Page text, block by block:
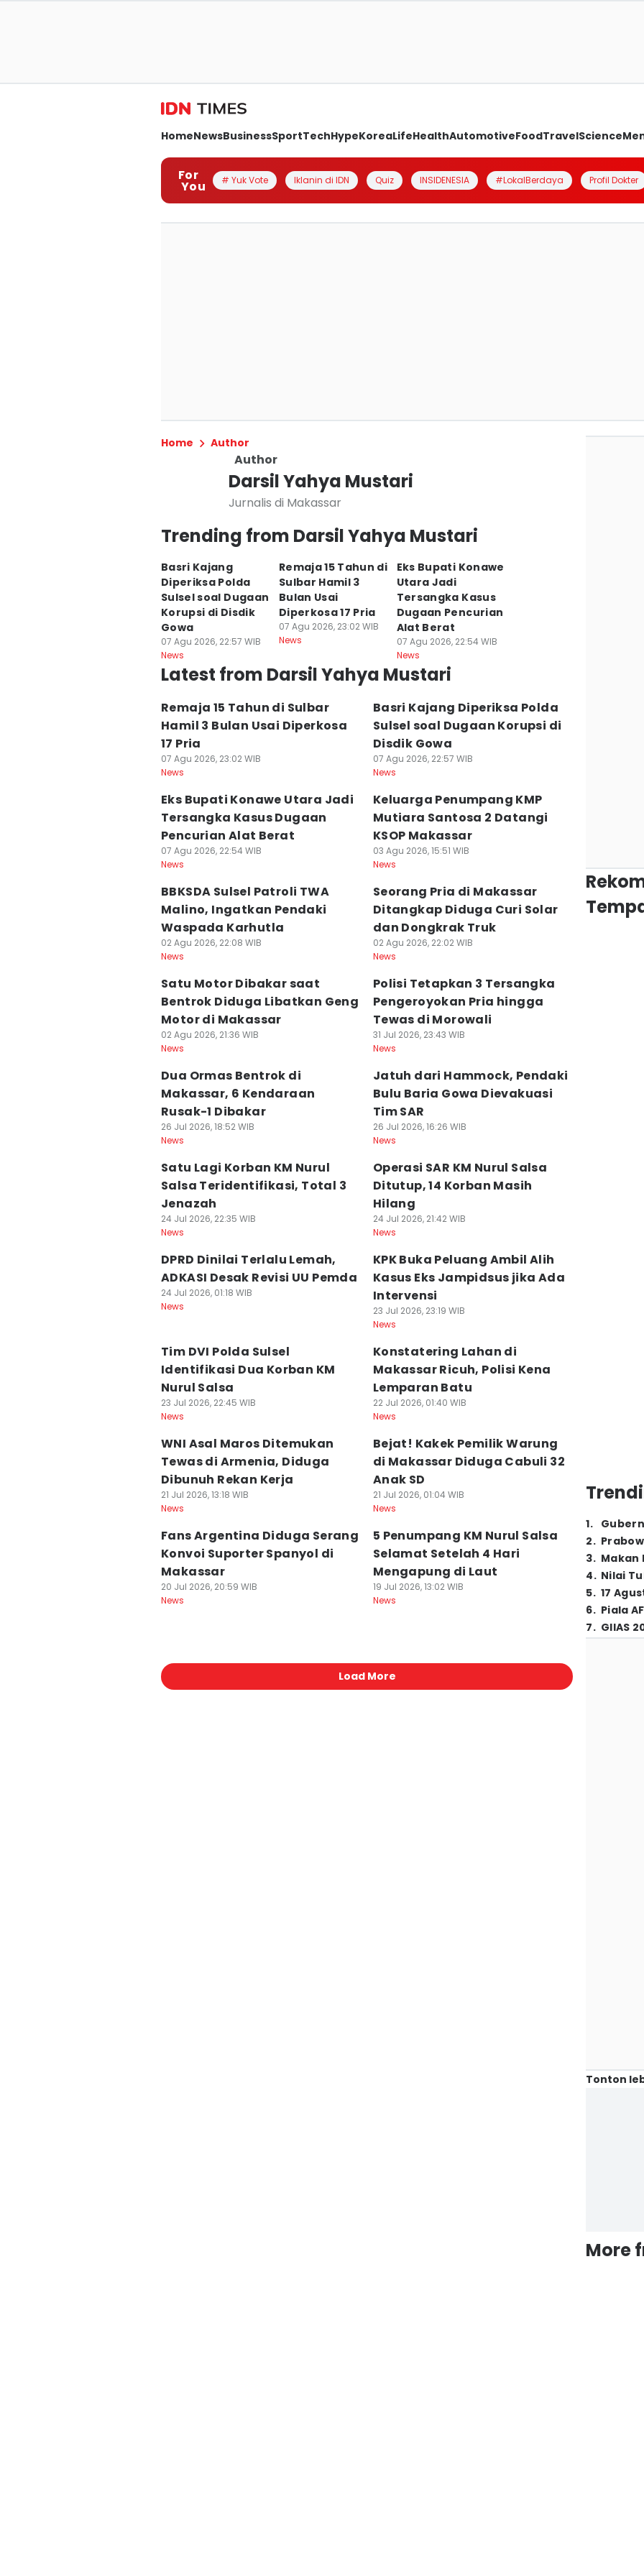
HomeNewsBusinessSportTechHypeKoreaLifeHealthAutomotiveFoodTravelScience
For
You # Yuk Vote Iklanin di IDN Quiz INSIDENESIA #LokalBerdaya Profil Dokter
Home Author
Author
Darsil Yahya Mustari
Jurnalis di Makassar
Trending from Darsil Yahya Mustari
Basri Kajang
Diperiksa Polda
Sulsel soal Dugaan
Korupsi di Disdik
Gowa
07 Agu 2026, 22:57 WIB
News
Remaja 15 Tahun di
Sulbar Hamil 3
Bulan Usai
Diperkosa 17 Pria
07 Agu 2026, 23:02 WIB
News
Eks Bupati Konawe
Utara Jadi
Tersangka Kasus
Dugaan Pencurian
Alat Berat
07 Agu 2026, 22:54 WIB
News
Latest from Darsil Yahya Mustari
Remaja 15 Tahun di Sulbar
Hamil 3 Bulan Usai Diperkosa
17 Pria
07 Agu 2026, 23:02 WIB
News
Basri Kajang Diperiksa Polda
Sulsel soal Dugaan Korupsi di
Disdik Gowa
07 Agu 2026, 22:57 WIB
News
Eks Bupati Konawe Utara Jadi
Tersangka Kasus Dugaan
Pencurian Alat Berat
07 Agu 2026, 22:54 WIB
News
Keluarga Penumpang KMP
Mutiara Santosa 2 Datangi
KSOP Makassar
03 Agu 2026, 15:51 WIB
News
BBKSDA Sulsel Patroli TWA
Malino, Ingatkan Pendaki
Waspada Karhutla
02 Agu 2026, 22:08 WIB
News
Seorang Pria di Makassar
Ditangkap Diduga Curi Solar
dan Dongkrak Truk
02 Agu 2026, 22:02 WIB
News
Satu Motor Dibakar saat
Bentrok Diduga Libatkan Geng
Motor di Makassar
02 Agu 2026, 21:36 WIB
News
Polisi Tetapkan 3 Tersangka
Pengeroyokan Pria hingga
Tewas di Morowali
31 Jul 2026, 23:43 WIB
News
Dua Ormas Bentrok di
Makassar, 6 Kendaraan
Rusak-1 Dibakar
26 Jul 2026, 18:52 WIB
News
Jatuh dari Hammock, Pendaki
Bulu Baria Gowa Dievakuasi
Tim SAR
26 Jul 2026, 16:26 WIB
News
Satu Lagi Korban KM Nurul
Salsa Teridentifikasi, Total 3
Jenazah
24 Jul 2026, 22:35 WIB
News
Operasi SAR KM Nurul Salsa
Ditutup, 14 Korban Masih
Hilang
24 Jul 2026, 21:42 WIB
News
DPRD Dinilai Terlalu Lemah,
ADKASI Desak Revisi UU Pemda
24 Jul 2026, 01:18 WIB
News
KPK Buka Peluang Ambil Alih
Kasus Eks Jampidsus jika Ada
Intervensi
23 Jul 2026, 23:19 WIB
News
Tim DVI Polda Sulsel
Identifikasi Dua Korban KM
Nurul Salsa
23 Jul 2026, 22:45 WIB
News
Konstatering Lahan di
Makassar Ricuh, Polisi Kena
Lemparan Batu
22 Jul 2026, 01:40 WIB
News
WNI Asal Maros Ditemukan
Tewas di Armenia, Diduga
Dibunuh Rekan Kerja
21 Jul 2026, 13:18 WIB
News
Bejat! Kakek Pemilik Warung
di Makassar Diduga Cabuli 32
Anak SD
21 Jul 2026, 01:04 WIB
News
Fans Argentina Diduga Serang
Konvoi Suporter Spanyol di
Makassar
20 Jul 2026, 20:59 WIB
News
5 Penumpang KM Nurul Salsa
Selamat Setelah 4 Hari
Mengapung di Laut
19 Jul 2026, 13:02 WIB
News
Load More
1.
2.
3. Makan
4. Nilai
5. 17
6. Piala
7. GIIAS
Tonton
More